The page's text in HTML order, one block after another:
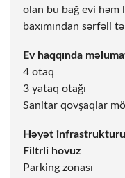
olan bu bağ evi həm
baxımından sərfəli
Ev haqqında
4 otaq
3 yataq otağı
Sanitar qovşaqlar
Həyət
Filtrli hovuz
Parking zonası